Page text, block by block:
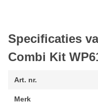
Specificaties
Combi Kit
Art. nr.
Merk